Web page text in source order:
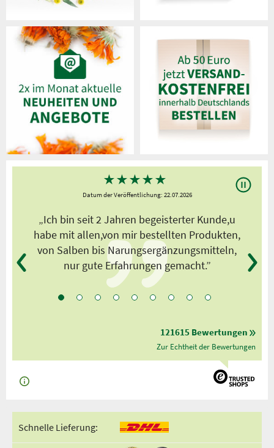
★★★★★
Datum der Veröffentlichung: 22.07.2026
„Ich bin seit 2 Jahren begeisterter Kunde,u
habe mit allen,von mir bestellten Produkten,
von Salben bis Narungsergänzungsmitteln,
nur gute Erfahrungen gemacht.”
121615 Bewertungen
Zur Echtheit der Bewertungen
Schnelle Lieferung: